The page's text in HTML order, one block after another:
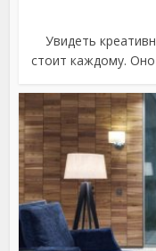
Увидеть
стоит каждому.